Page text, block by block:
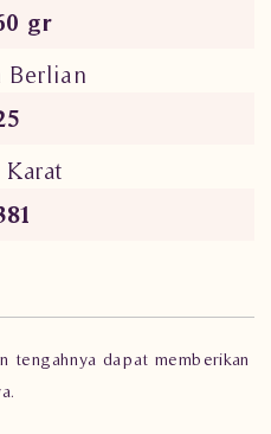
gr
Berlian
tengahnya dapat memberikan